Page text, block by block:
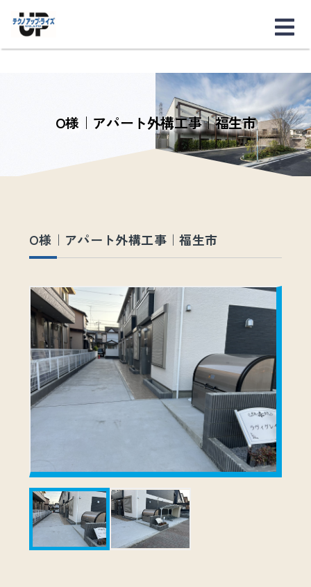
O様｜アパート外構工事｜福生市
O様｜アパート外構工事｜福生市